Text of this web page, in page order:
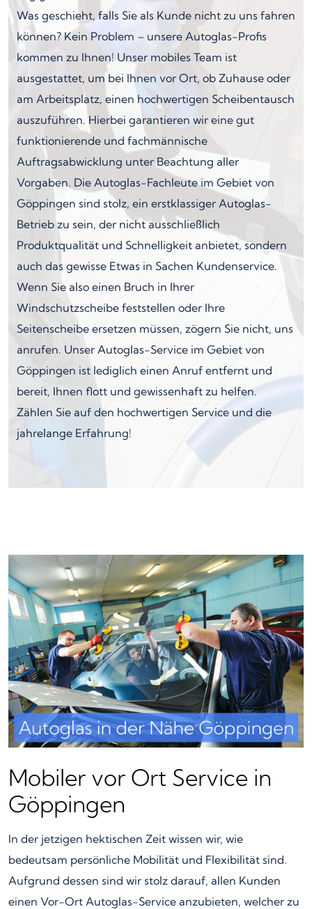
Was geschieht, falls Sie als Kunde nicht zu uns fahren
können? Kein Problem – unsere Autoglas-Profis
kommen zu Ihnen! Unser mobiles Team ist
ausgestattet, um bei Ihnen vor Ort, ob Zuhause oder
am Arbeitsplatz, einen hochwertigen Scheibentausch
auszuführen. Hierbei garantieren wir eine gut
funktionierende und fachmännische
Auftragsabwicklung unter Beachtung aller
Vorgaben. Die Autoglas-Fachleute im Gebiet von
Göppingen sind stolz, ein erstklassiger Autoglas-
Betrieb zu sein, der nicht ausschließlich
Produktqualität und Schnelligkeit anbietet, sondern
auch das gewisse Etwas in Sachen Kundenservice.
Wenn Sie also einen Bruch in Ihrer
Windschutzscheibe feststellen oder Ihre
Seitenscheibe ersetzen müssen, zögern Sie nicht, uns
anrufen. Unser Autoglas-Service im Gebiet von
Göppingen ist lediglich einen Anruf entfernt und
bereit, Ihnen flott und gewissenhaft zu helfen.
Zählen Sie auf den hochwertigen Service und die
jahrelange Erfahrung!
Mobiler vor Ort Service in
Göppingen
In der jetzigen hektischen Zeit wissen wir, wie
bedeutsam persönliche Mobilität und Flexibilität sind.
Aufgrund dessen sind wir stolz darauf, allen Kunden
einen Vor-Ort Autoglas-Service anzubieten, welcher zu